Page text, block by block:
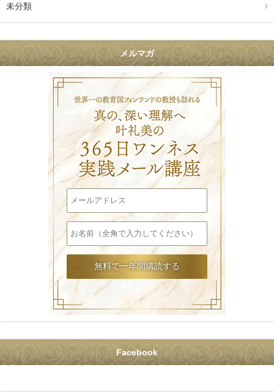
未分類
メルマガ
Facebook